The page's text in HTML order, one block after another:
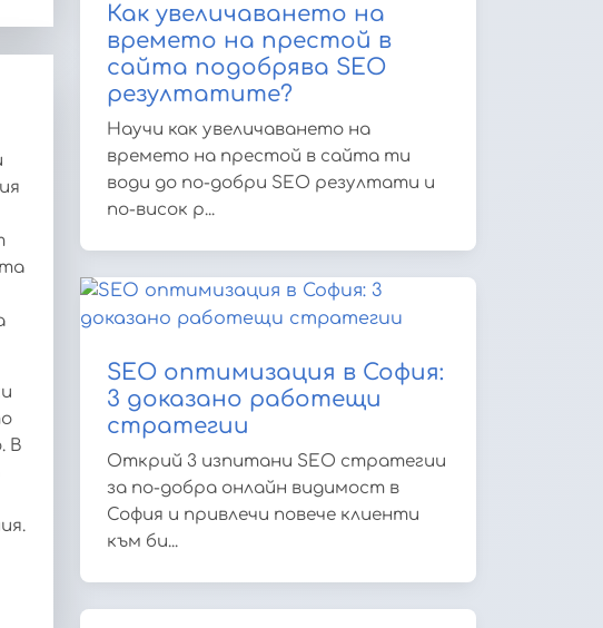
В
Как увеличаването на
времето на престой в
сайта подобрява SEO
резултатите?
Научи как увеличаването на
времето на престой в сайта ти
води до по-добри SEO резултати и
по-висок р...
SEO оптимизация в София:
3 доказано работещи
стратегии
Открий 3 изпитани SEO стратегии
за по-добра онлайн видимост в
София и привлечи повече клиенти
към би...